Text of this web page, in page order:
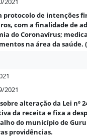
protocolo de intenções
com a finalidade de
do Coronavírus;
na área da saúde.
2021
alteração da Lei nº
da receita e fixa a
do município de
providências.